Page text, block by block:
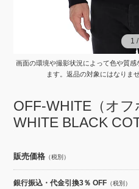
1 /
1 /
画面の環境や撮影状況によって色や質
ます。返品の対象にはなりま
OFF-WHITE（オ
WHITE BLACK
販売価格 （税別）
銀行振込・代金引換3％ OFF （税別）